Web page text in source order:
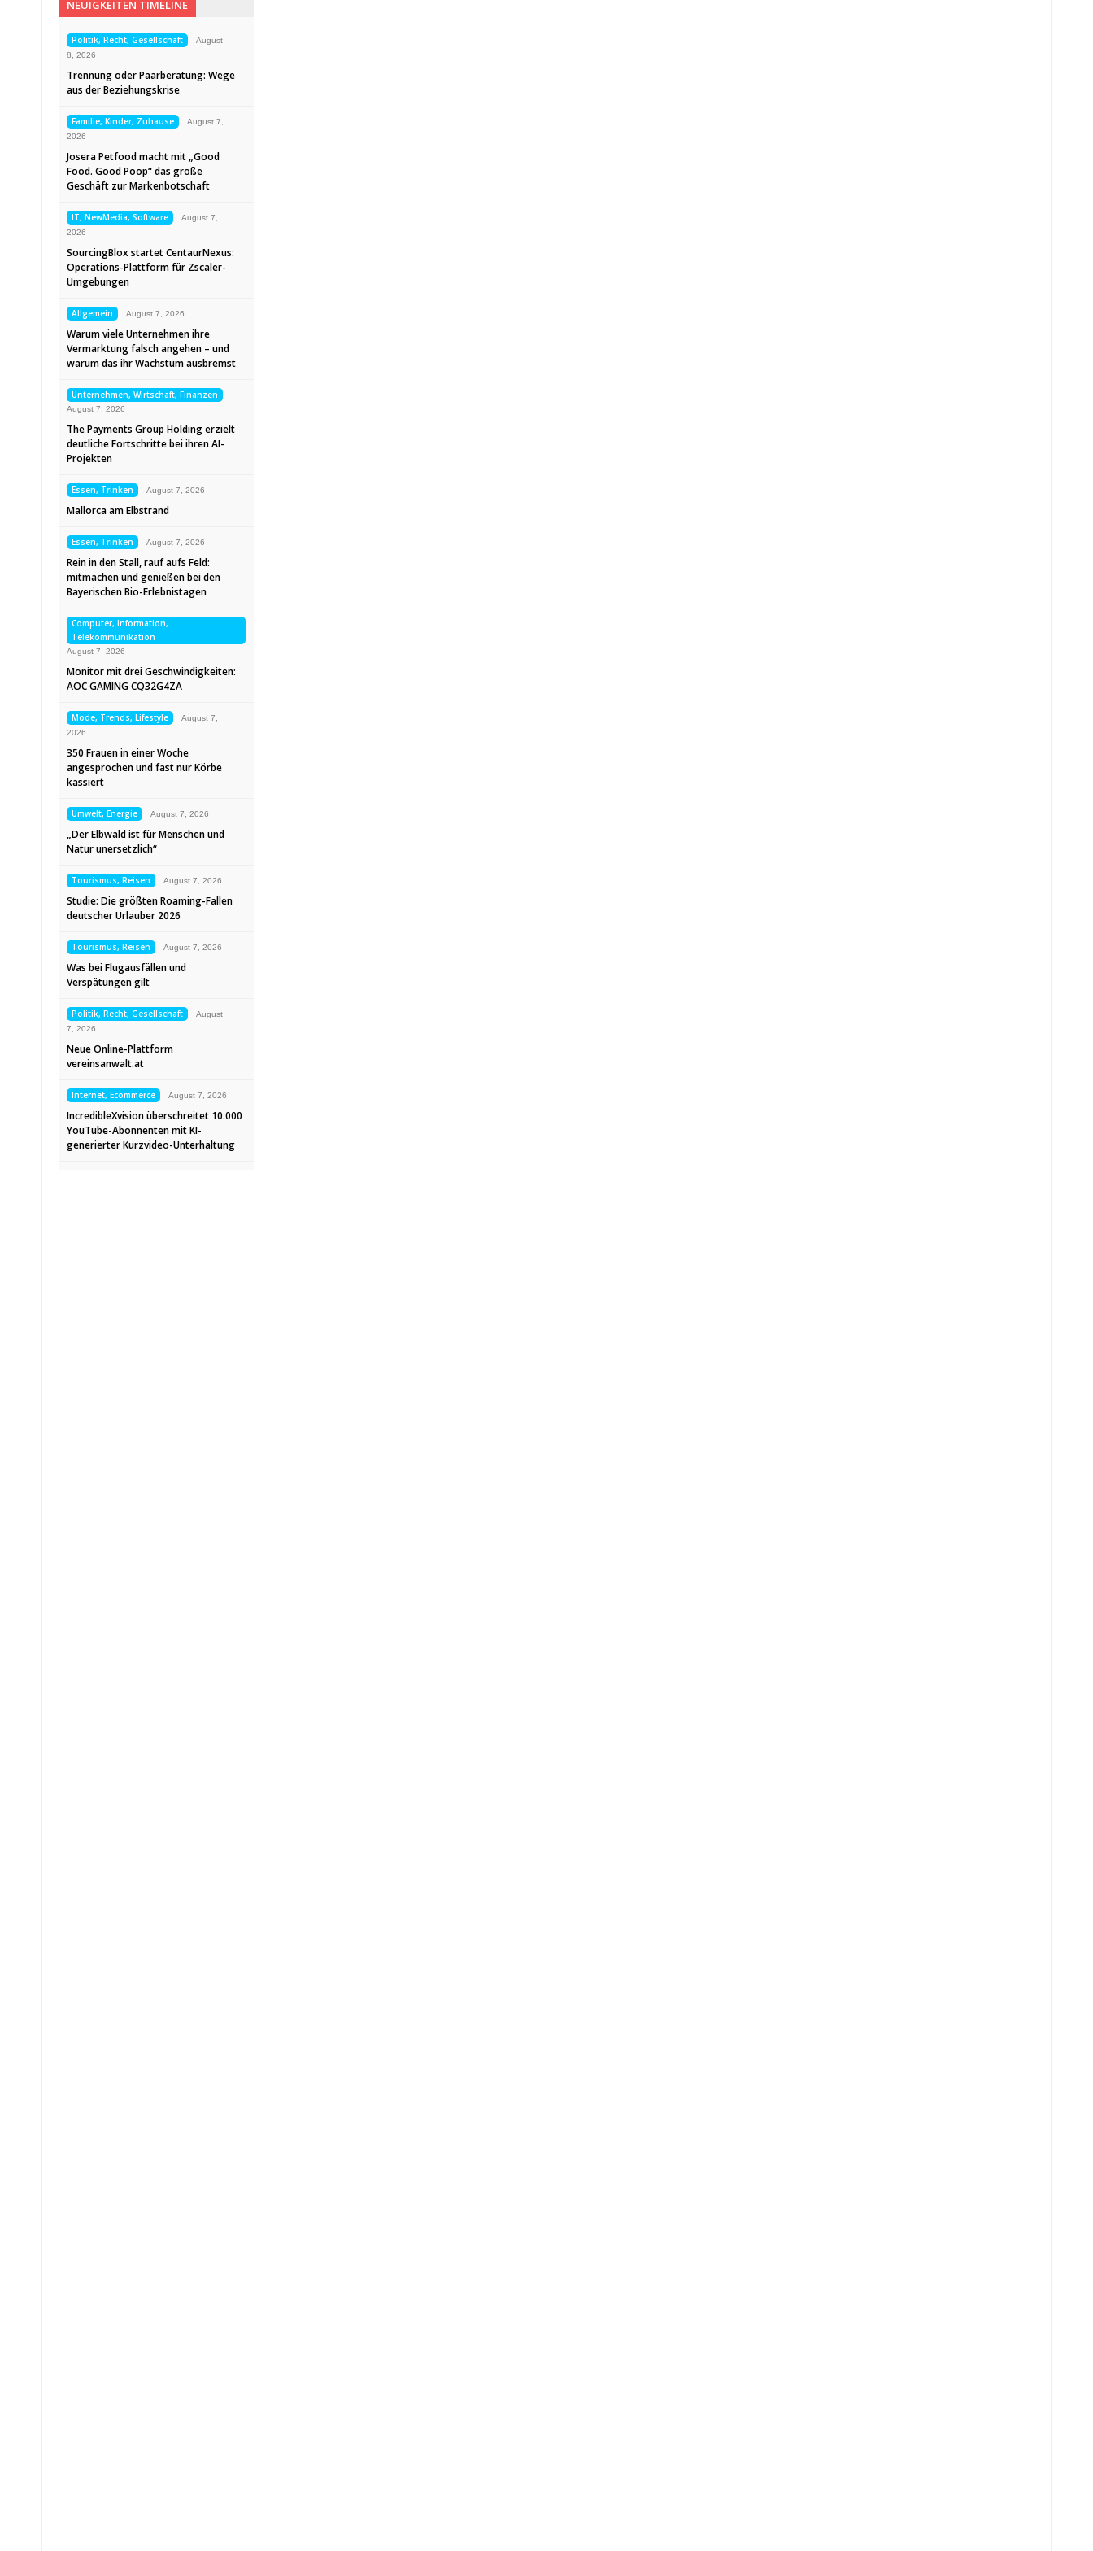
NEUIGKEITEN TIMELINE
Politik, Recht, Gesellschaft
August
8, 2026
Trennung oder Paarberatung: Wege
aus der Beziehungskrise
Familie, Kinder, Zuhause
August 7,
2026
Josera Petfood macht mit „Good
Food. Good Poop“ das große
Geschäft zur Markenbotschaft
IT, NewMedia, Software
August 7,
2026
SourcingBlox startet CentaurNexus:
Operations-Plattform für Zscaler-
Umgebungen
Allgemein August 7, 2026
Warum viele Unternehmen ihre
Vermarktung falsch angehen – und
warum das ihr Wachstum ausbremst
Unternehmen, Wirtschaft, Finanzen
August 7, 2026
The Payments Group Holding erzielt
deutliche Fortschritte bei ihren AI-
Projekten
Essen, Trinken August 7, 2026
Mallorca am Elbstrand
Essen, Trinken August 7, 2026
Rein in den Stall, rauf aufs Feld:
mitmachen und genießen bei den
Bayerischen Bio-Erlebnistagen
Computer, Information,
Telekommunikation
August 7, 2026
Monitor mit drei Geschwindigkeiten:
AOC GAMING CQ32G4ZA
Mode, Trends, Lifestyle
August 7,
2026
350 Frauen in einer Woche
angesprochen und fast nur Körbe
kassiert
Umwelt, Energie August 7, 2026
„Der Elbwald ist für Menschen und
Natur unersetzlich“
Tourismus, Reisen August 7, 2026
Studie: Die größten Roaming-Fallen
deutscher Urlauber 2026
Tourismus, Reisen August 7, 2026
Was bei Flugausfällen und
Verspätungen gilt
Politik, Recht, Gesellschaft
August
7, 2026
Neue Online-Plattform
vereinsanwalt.at
Internet, Ecommerce August 7, 2026
IncredibleXvision überschreitet 10.000
YouTube-Abonnenten mit KI-
generierter Kurzvideo-Unterhaltung